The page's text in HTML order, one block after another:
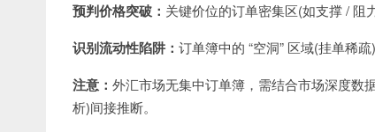
预判价格突破： 关键价位的订单密集区(如支撑 / 阻
识别流动性陷阱： 订单簿中的 “空洞” 区域(挂单稀
注意： 外汇市场无集中订单簿，需结合市场深度数
析)间接推断。